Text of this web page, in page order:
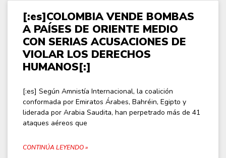
[:es]COLOMBIA VENDE BOMBAS
A PAÍSES DE ORIENTE MEDIO
CON SERIAS ACUSACIONES DE
VIOLAR LOS DERECHOS
HUMANOS[:]
[:es] Según Amnistía Internacional, la coalición
conformada por Emiratos Árabes, Bahréin, Egipto y
liderada por Arabia Saudita, han perpetrado más de 41
ataques aéreos que
CONTINÚA LEYENDO »